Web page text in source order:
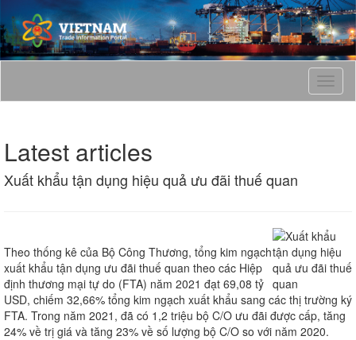
T
o
g
a
t
o
n
Latest articles
Xuất khẩu tận dụng hiệu quả ưu đãi thuế quan
Theo thống kê của Bộ Công Thương, tổng kim ngạch
xuất khẩu tận dụng ưu đãi thuế quan theo các Hiệp
định thương mại tự do (FTA) năm 2021 đạt 69,08 tỷ
USD, chiếm 32,66% tổng kim ngạch xuất khẩu sang các thị trường ký
FTA. Trong năm 2021, đã có 1,2 triệu bộ C/O ưu đãi được cấp, tăng
24% về trị giá và tăng 23% về số lượng bộ C/O so với năm 2020.